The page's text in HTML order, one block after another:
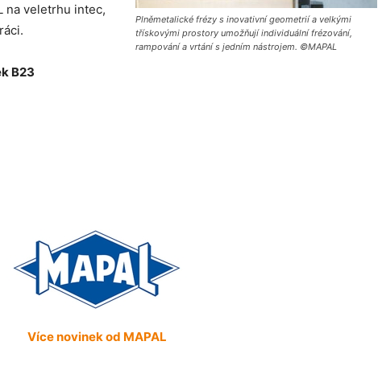
Plněmetalické frézy s inovativní geometrií a velkými
třískovými prostory umožňují individuální frézování,
rampování a vrtání s jedním nástrojem. ©MAPAL
na veletrhu intec,
B23
Více novinek od MAPAL